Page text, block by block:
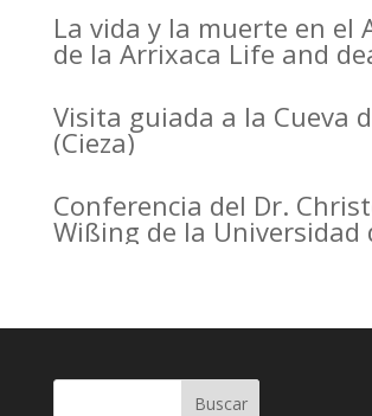
La vida y la muerte en el
de la Arrixaca Life and
Visita guiada a la Cueva
(Cieza)
Conferencia del Dr.
Wißing de la Universidad
versus early modern
pattern Buscar